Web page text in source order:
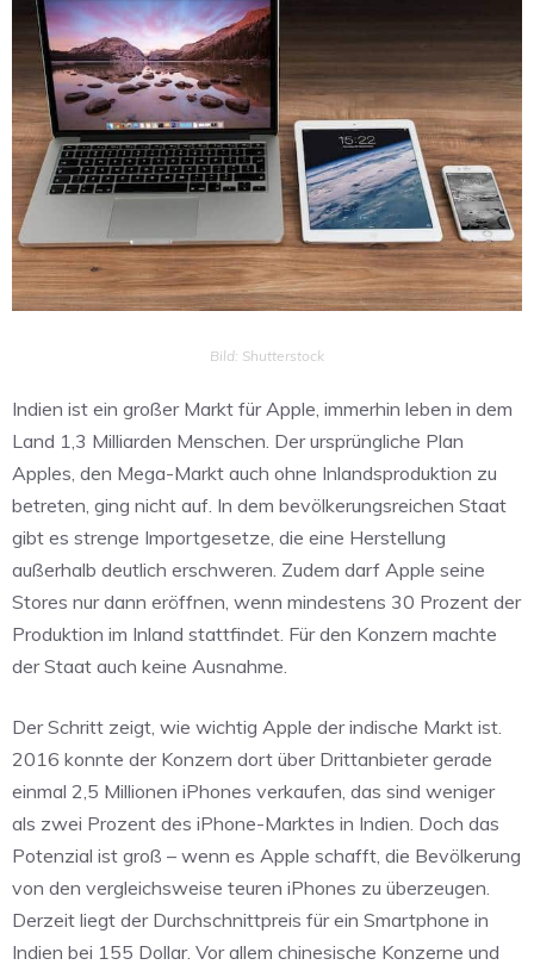
Bild: Shutterstock
Indien ist ein großer Markt für Apple, immerhin leben in dem
Land 1,3 Milliarden Menschen. Der ursprüngliche Plan
Apples, den Mega-Markt auch ohne Inlandsproduktion zu
betreten, ging nicht auf. In dem bevölkerungsreichen Staat
gibt es strenge Importgesetze, die eine Herstellung
außerhalb deutlich erschweren. Zudem darf Apple seine
Stores nur dann eröffnen, wenn mindestens 30 Prozent der
Produktion im Inland stattfindet. Für den Konzern machte
der Staat auch keine Ausnahme.
Der Schritt zeigt, wie wichtig Apple der indische Markt ist.
2016 konnte der Konzern dort über Drittanbieter gerade
einmal 2,5 Millionen iPhones verkaufen, das sind weniger
als zwei Prozent des iPhone-Marktes in Indien. Doch das
Potenzial ist groß – wenn es Apple schafft, die Bevölkerung
von den vergleichsweise teuren iPhones zu überzeugen.
Derzeit liegt der Durchschnittpreis für ein Smartphone in
Indien bei 155 Dollar. Vor allem chinesische Konzerne und